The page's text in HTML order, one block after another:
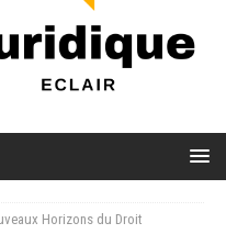
Horizons du Droit